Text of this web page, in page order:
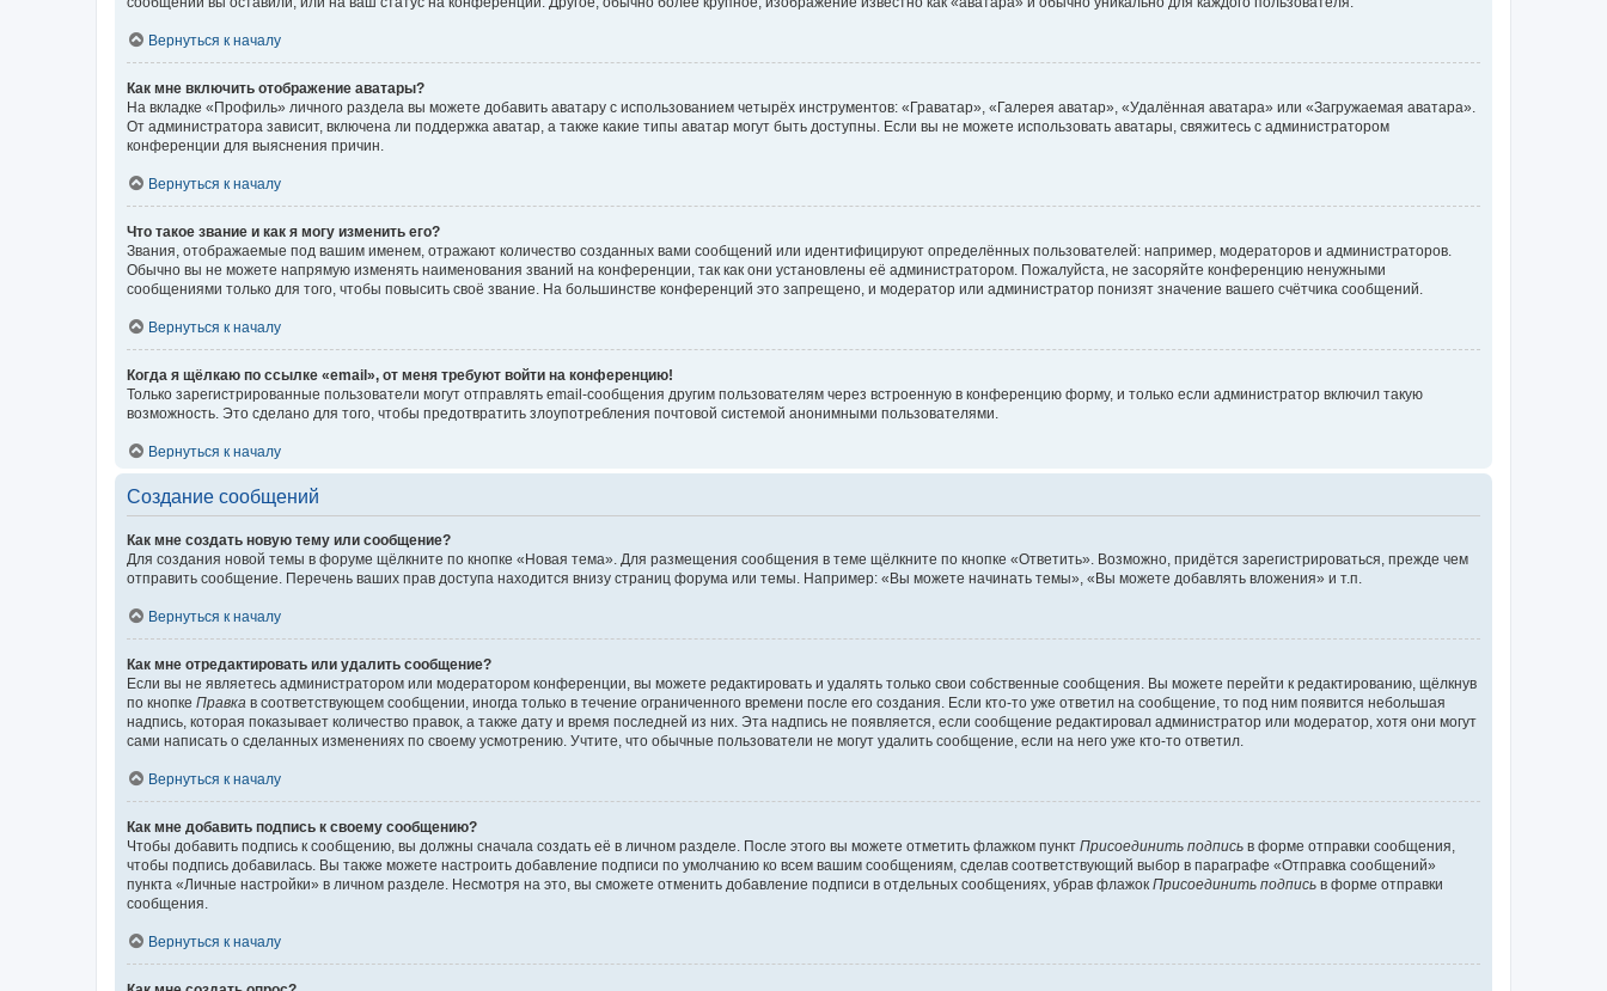
Вернуться к началу
Как мне включить отображение аватары?
На вкладке «Профиль» личного раздела вы можете добавить аватару с использованием четырёх инструментов: «Граватар», «Галерея аватар», «Удалённая аватара» или «Загружаемая аватара».
От администратора зависит, включена ли поддержка аватар, а также какие типы аватар могут быть доступны. Если вы не можете использовать аватары, свяжитесь с администратором
конференции для выяснения причин.
Вернуться к началу
Что такое звание и как я могу изменить его?
Звания, отображаемые под вашим именем, отражают количество созданных вами сообщений или идентифицируют определённых пользователей: например, модераторов и администраторов.
Обычно вы не можете напрямую изменять наименования званий на конференции, так как они установлены её администратором. Пожалуйста, не засоряйте конференцию ненужными
сообщениями только для того, чтобы повысить своё звание. На большинстве конференций это запрещено, и модератор или администратор понизят значение вашего счётчика сообщений.
Вернуться к началу
Когда я щёлкаю по ссылке «email», от меня требуют войти на конференцию!
Только зарегистрированные пользователи могут отправлять email-сообщения другим пользователям через встроенную в конференцию форму, и только если администратор включил такую
возможность. Это сделано для того, чтобы предотвратить злоупотребления почтовой системой анонимными пользователями.
Вернуться к началу
Создание сообщений
Как мне создать новую тему или сообщение?
Для создания новой темы в форуме щёлкните по кнопке «Новая тема». Для размещения сообщения в теме щёлкните по кнопке «Ответить». Возможно, придётся зарегистрироваться, прежде чем
отправить сообщение. Перечень ваших прав доступа находится внизу страниц форума или темы. Например: «Вы можете начинать темы», «Вы можете добавлять вложения» и т.п.
Вернуться к началу
Как мне отредактировать или удалить сообщение?
Если вы не являетесь администратором или модератором конференции, вы можете редактировать и удалять только свои собственные сообщения. Вы можете перейти к редактированию, щёлкнув
по кнопке Правка в соответствующем сообщении, иногда только в течение ограниченного времени после его создания. Если кто-то уже ответил на сообщение, то под ним появится небольшая
надпись, которая показывает количество правок, а также дату и время последней из них. Эта надпись не появляется, если сообщение редактировал администратор или модератор, хотя они могут
сами написать о сделанных изменениях по своему усмотрению. Учтите, что обычные пользователи не могут удалить сообщение, если на него уже кто-то ответил.
Вернуться к началу
Как мне добавить подпись к своему сообщению?
Чтобы добавить подпись к сообщению, вы должны сначала создать её в личном разделе. После этого вы можете отметить флажком пункт Присоединить подпись в форме отправки сообщения,
чтобы подпись добавилась. Вы также можете настроить добавление подписи по умолчанию ко всем вашим сообщениям, сделав соответствующий выбор в параграфе «Отправка сообщений»
пункта «Личные настройки» в личном разделе. Несмотря на это, вы сможете отменить добавление подписи в отдельных сообщениях, убрав флажок Присоединить подпись в форме отправки
сообщения.
Вернуться к началу